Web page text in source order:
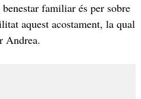
familiar és per sobre
aquest acostament, la qual
Andrea.